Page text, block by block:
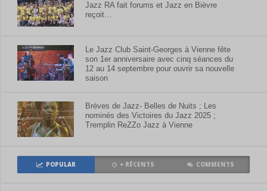
Jazz RA fait forums et Jazz en Bièvre
reçoit…
Le Jazz Club Saint-Georges à Vienne fête
son 1er anniversaire avec cinq séances du
12 au 14 septembre pour ouvrir sa nouvelle
saison
Brèves de Jazz- Belles de Nuits ; Les
nominés des Victoires du Jazz 2025 ;
Tremplin ReZZo Jazz à Vienne
POPULAR + RÉCENTS COMMENTS